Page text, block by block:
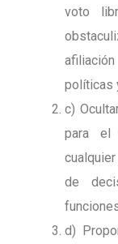
voto
políticas
c)
para el
de
d)